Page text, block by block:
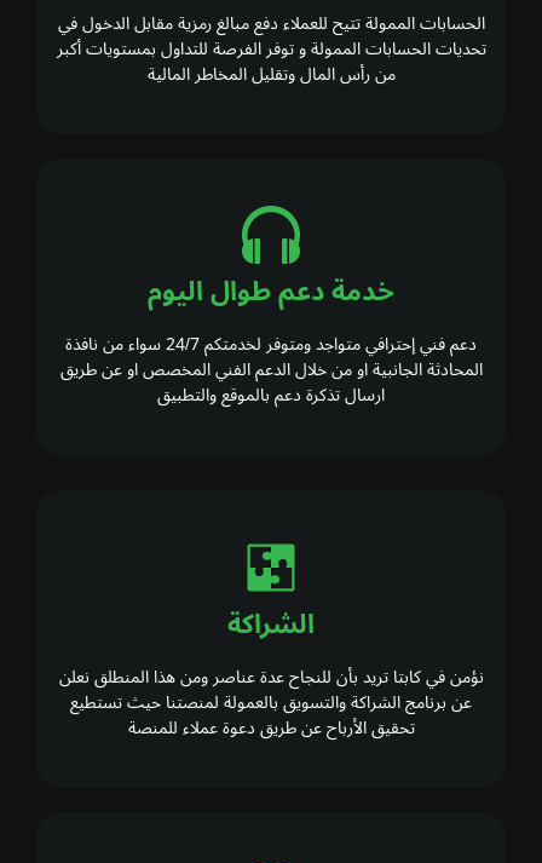
الحسابات الممولة تتيح للعملاء دفع مبالغ رمزية مقابل الدخول في
تحديات الحسابات الممولة و توفر الفرصة للتداول بمستويات أكبر
من رأس المال وتقليل المخاطر المالية
خدمة دعم طوال اليوم
دعم فني إحترافي متواجد ومتوفر لخدمتكم 24/7 سواء من نافذة
المحادثة الجانبية او من خلال الدعم الفني المخصص او عن طريق
ارسال تذكرة دعم بالموقع والتطبيق
الشراكة
نؤمن في كابتا تريد بأن للنجاح عدة عناصر ومن هذا المنطلق نعلن
عن برنامج الشراكة والتسويق بالعمولة لمنصتنا حيث تستطيع
تحقيق الأرباح عن طريق دعوة عملاء للمنصة